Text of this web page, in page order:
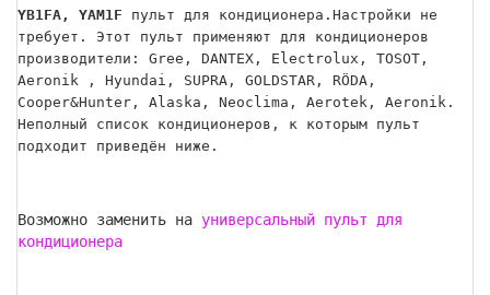
YB1FA, YAM1F пульт для кондиционера.Настройки не
требует. Этот пульт применяют для кондиционеров
производители: Gree, DANTEX, Electrolux, TOSOT,
Aeronik , Hyundai, SUPRA, GOLDSTAR, RÖDA,
Cooper&Hunter, Alaska, Neoclima, Aerotek, Aeronik.
Неполный список кондиционеров, к которым пульт
подходит приведён ниже.
Возможно заменить на универсальный пульт для
кондиционера